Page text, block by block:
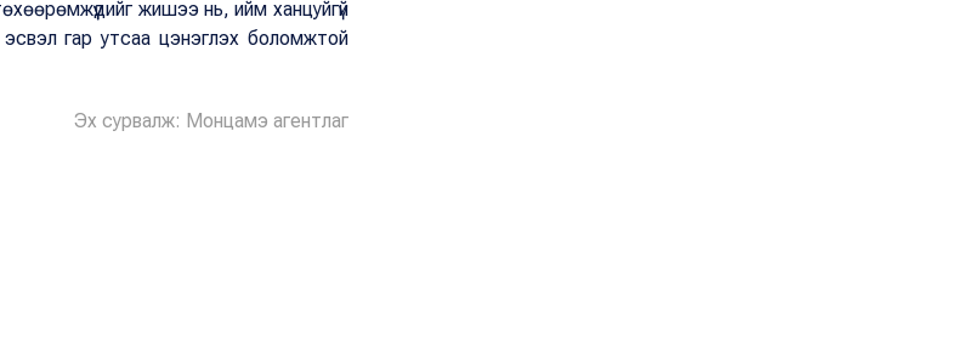
жишээ нь, ийм ханцуйгүй
гар утсаа цэнэглэх боломжтой
Эх сурвалж: Монцамэ агентлаг